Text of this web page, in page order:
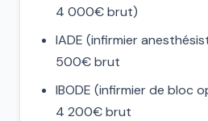
4 000€ brut)
IADE (infirmier
500€ brut
IBODE (infirmier de bloc
4 200€ brut